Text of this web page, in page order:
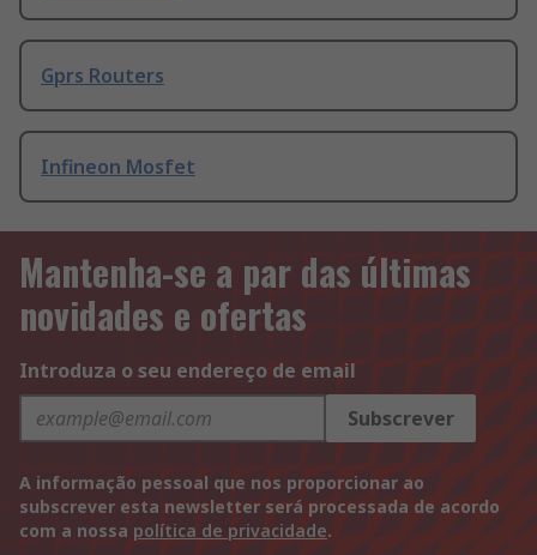
Gprs Routers
Infineon Mosfet
Mantenha-se a par das últimas
novidades e ofertas
Introduza o seu endereço de email
Subscrever
A informação pessoal que nos proporcionar ao
subscrever esta newsletter será processada de acordo
com a nossa política de privacidade.